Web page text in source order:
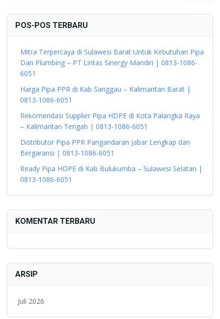
POS-POS TERBARU
Mitra Terpercaya di Sulawesi Barat Untuk Kebutuhan Pipa
Dan Plumbing – PT Lintas Sinergy Mandiri | 0813-1086-
6051
Harga Pipa PPR di Kab Sanggau – Kalimantan Barat |
0813-1086-6051
Rekomendasi Supplier Pipa HDPE di Kota Palangka Raya
– Kalimantan Tengah | 0813-1086-6051
Distributor Pipa PPR Pangandaran Jabar Lengkap dan
Bergaransi | 0813-1086-6051
Ready Pipa HDPE di Kab Bulukumba – Sulawesi Selatan |
0813-1086-6051
KOMENTAR TERBARU
ARSIP
Juli 2026